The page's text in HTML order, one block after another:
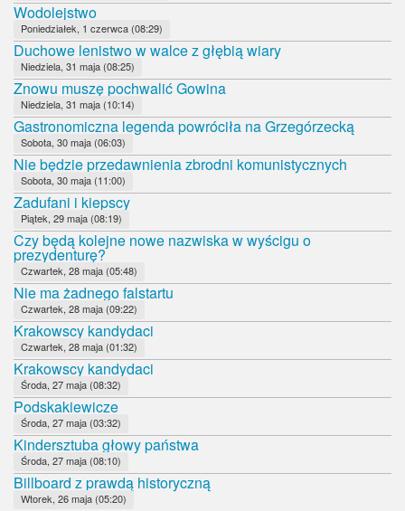
Wodolejstwo
Poniedziałek, 1 czerwca (08:29)
Duchowe lenistwo w walce z głębią wiary
Niedziela, 31 maja (08:25)
Znowu muszę pochwalić Gowina
Niedziela, 31 maja (10:14)
Gastronomiczna legenda powróciła na Grzegórzecką
Sobota, 30 maja (06:03)
Nie będzie przedawnienia zbrodni komunistycznych
Sobota, 30 maja (11:00)
Zadufani i kiepscy
Piątek, 29 maja (08:19)
Czy będą kolejne nowe nazwiska w wyścigu o
prezydenturę?
Czwartek, 28 maja (05:48)
Nie ma żadnego falstartu
Czwartek, 28 maja (09:22)
Krakowscy kandydaci
Czwartek, 28 maja (01:32)
Krakowscy kandydaci
Środa, 27 maja (08:32)
Podskakiewicze
Środa, 27 maja (03:32)
Kindersztuba głowy państwa
Środa, 27 maja (08:10)
Billboard z prawdą historyczną
Wtorek, 26 maja (05:20)